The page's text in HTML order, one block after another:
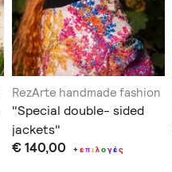
RezArte handmade fashion
"Special double- sided
jackets"
€ 140,00 +επιλογές